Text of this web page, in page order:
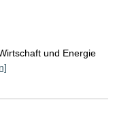
und Energie